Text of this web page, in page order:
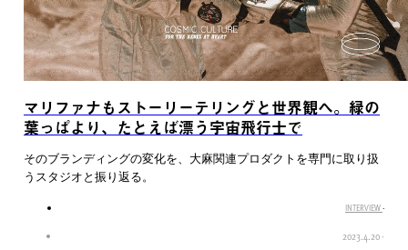
マリファナもストーリーテリングと世界観へ。緑の
葉っぱより、たとえば漂う宇宙飛行士で
そのブランディングの変化を、大麻関連プロダクトを専門に取り扱
うスタジオと振り返る。
INTERVIEW·
2023.4.20·